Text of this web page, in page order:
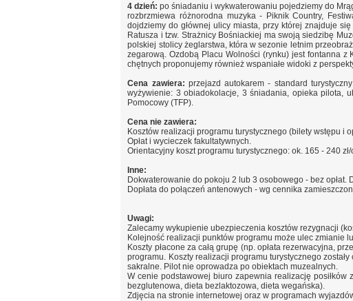
4 dzień: po śniadaniu i wykwaterowaniu pojedziemy do
rozbrzmiewa różnorodna muzyka - Piknik Country,
dojdziemy do głównej ulicy miasta, przy której znajduje
Ratusza i tzw. Strażnicy Bośniackiej ma swoją siedzibę
polskiej stolicy żeglarstwa, która w sezonie letnim
zegarową. Ozdobą Placu Wolności (rynku) jest fontanna
chętnych proponujemy również wspaniałe widoki z
Cena zawiera: przejazd autokarem - standard
wyżywienie: 3 obiadokolacje, 3 śniadania, opieka pilota,
Pomocowy (TFP).
Cena nie zawiera:
Kosztów realizacji programu turystycznego (bilety wstępu i
Opłat i wycieczek fakultatywnych.
Orientacyjny koszt programu turystycznego: ok. 165 - 240
Inne:
Dokwaterowanie do pokoju 2 lub 3 osobowego - bez opłat.
Dopłata do połączeń antenowych - wg cennika
Uwagi:
Zalecamy wykupienie ubezpieczenia kosztów rezygnacji
Kolejność realizacji punktów programu może ulec zmianie
Koszty płacone za całą grupę (np. opłata rezerwacyjna,
programu. Koszty realizacji programu turystycznego
sakralne. Pilot nie oprowadza po obiektach muzealnych.
W cenie podstawowej biuro zapewnia realizację
bezglutenowa, dieta bezlaktozowa, dieta wegańska).
Zdjęcia na stronie internetowej oraz w programach